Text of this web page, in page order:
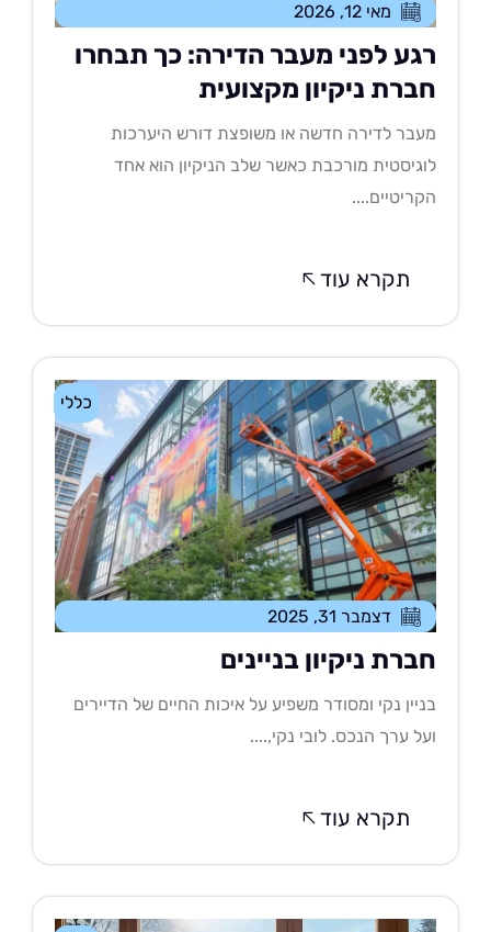
מאי 12, 2026
לפני מעבר הדירה: כך תבחרו
ניקיון מקצועית
לדירה חדשה או משופצת דורש היערכות
מורכבת כאשר שלב הניקיון הוא אחד
תקרא עוד
כללי
דצמבר 31, 2025
ניקיון בניינים
נקי ומסודר משפיע על איכות החיים של הדיירים
ערך הנכס. לובי נקי,....
תקרא עוד